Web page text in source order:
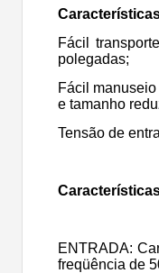
Fácil
polegadas;
Fácil
e tamanho
Tensão de
ENTRADA:
freqüência de